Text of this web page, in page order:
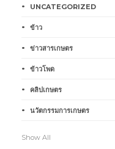
UNCATEGORIZED
ข้าว
ข่าวสารเกษตร
ข้าวโพด
คลิปเกษตร
นวัตกรรมการเกษตร
Show All